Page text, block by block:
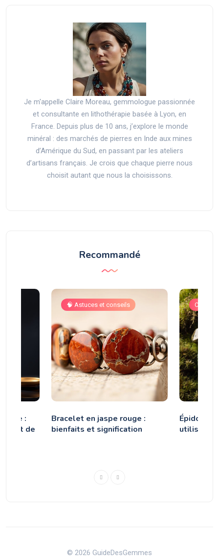
Je m'appelle Claire Moreau, gemmologue passionnée
et consultante en lithothérapie basée à Lyon, en
France. Depuis plus de 10 ans, j’explore le monde
minéral : des marchés de pierres en Inde aux mines
d’Amérique du Sud, en passant par les ateliers
d’artisans français. Je crois que chaque pierre nous
choisit autant que nous la choisissons.
Recommandé
:
et de
🧠 Astuces et conseils
Bracelet en jaspe rouge :
bienfaits et signification
Cristal
Épidote :
© 2026 GuideDesGemmes